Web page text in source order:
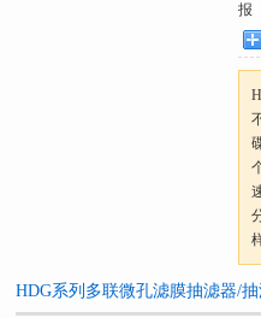
报
HDG系列多联微孔滤膜抽滤器/